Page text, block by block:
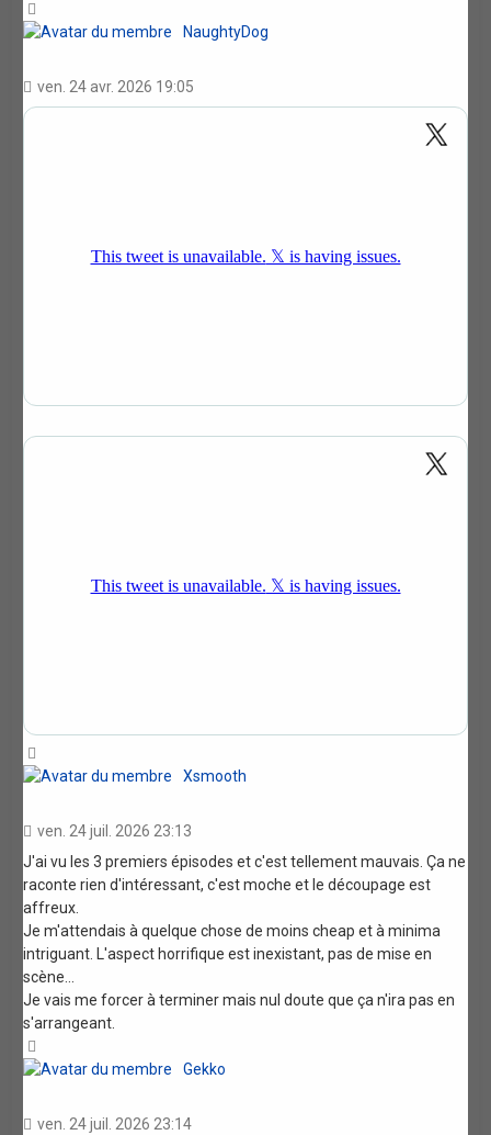
NaughtyDog
ven. 24 avr. 2026 19:05
Xsmooth
ven. 24 juil. 2026 23:13
J'ai vu les 3 premiers épisodes et c'est tellement mauvais. Ça ne
raconte rien d'intéressant, c'est moche et le découpage est
affreux.
Je m'attendais à quelque chose de moins cheap et à minima
intriguant. L'aspect horrifique est inexistant, pas de mise en
scène...
Je vais me forcer à terminer mais nul doute que ça n'ira pas en
s'arrangeant.
Gekko
ven. 24 juil. 2026 23:14